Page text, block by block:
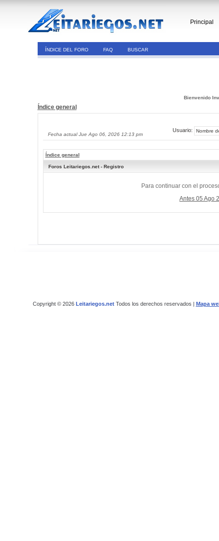
Principal
ÍNDICE DEL FORO FAQ BUSCAR
Bienvenido
Índice general
Fecha actual Jue Ago 06, 2026 12:13 pm
Usuario:
Índice general
Foros Leitariegos.net - Registro
Para continuar con el
Antes 05 Ago
Copyright © 2026 Leitariegos.netTodos los derechos reservados | Mapa